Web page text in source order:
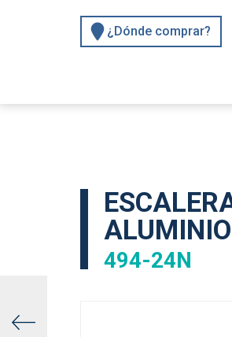
¿Dónde comprar?
ALUMINIO
494-24N